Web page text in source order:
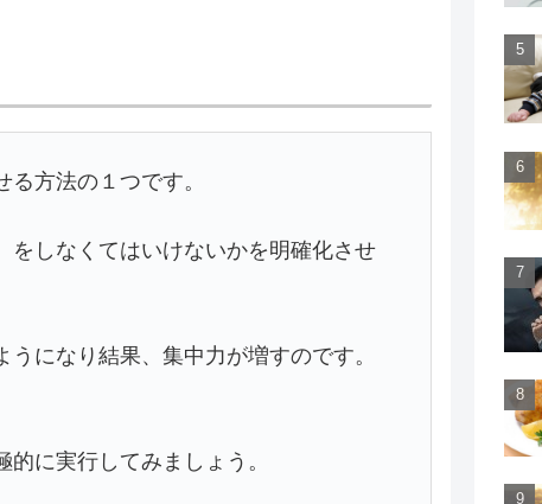
方法の１つです。
をしなくてはいけないかを明確化させ
になり結果、集中力が増すのです。
に実行してみましょう。